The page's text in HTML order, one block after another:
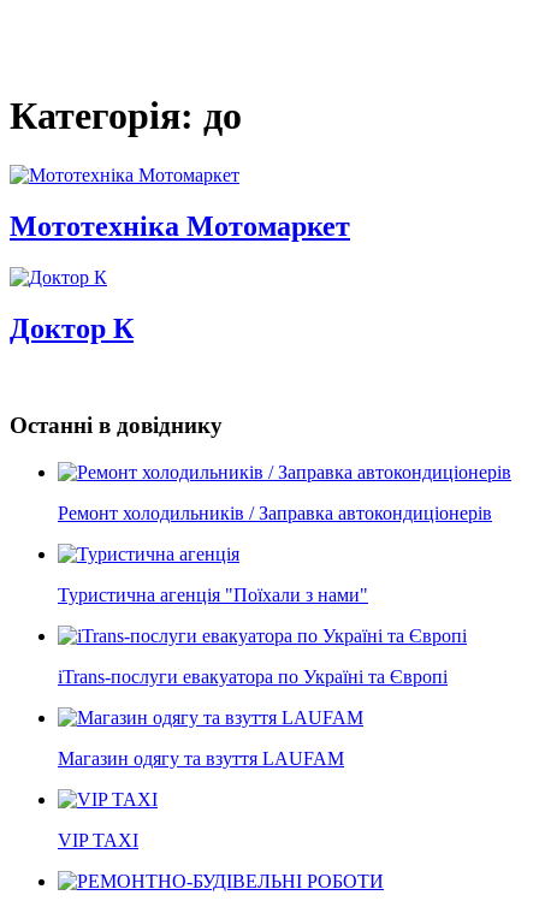
Категорія: до
Мототехніка Мотомаркет
Доктор К
Останні в довіднику
Ремонт холодильників / Заправка автокондиціонерів
Туристична агенція "Поїхали з нами"
iTrans-послуги евакуатора по Україні та Європі
Магазин одягу та взуття LAUFAM
VIP TAXI